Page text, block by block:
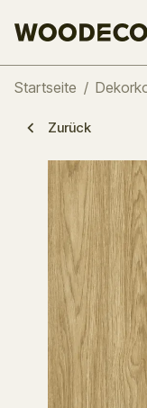
Startseite /
Zurück